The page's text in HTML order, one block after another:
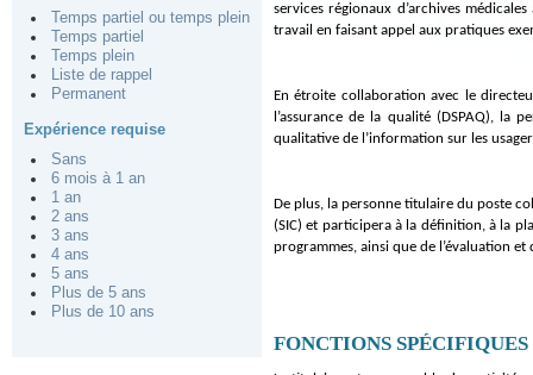
Temps partiel ou temps plein
Temps partiel
Temps plein
Liste de rappel
Permanent
Expérience requise
Sans
6 mois à 1 an
1 an
2 ans
3 ans
4 ans
5 ans
Plus de 5 ans
Plus de 10 ans
services régionaux d’archives
travail en faisant appel aux pratiques
En étroite collaboration avec le
l’assurance de la qualité (DSPAQ),
qualitative de l’information sur les
De plus, la personne titulaire du poste
(SIC) et participera à la définition, à la
programmes, ainsi que de l’évaluation et
FONCTIONS SPÉCIFIQUES